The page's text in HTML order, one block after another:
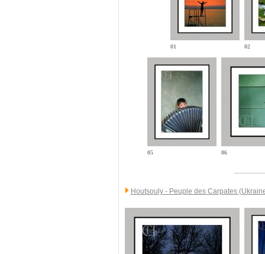
01 02
05 06
Houtsouly - Peuple des Carpates